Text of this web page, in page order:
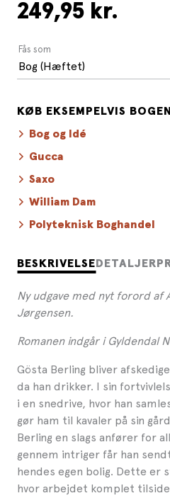
BESKRIVELSE DETALJER
Ny udgave med nyt forord af
Jørgensen.
Romanen indgår i Gyldendal
Gösta Berling bliver
da han drikker. I sin
i en snedrive, hvor han
gør ham til kavaler på sin
Berling en slags anfører for
gennem intriger får han
hendes egen bolig. Dette
hvor arbejdet komplet
249,95 kr.
Fås som
Bog (Hæftet)
KØB EKSEMPELVIS
Bog og Idé
Gucca
Saxo
William Dam
Polyteknisk Boghandel